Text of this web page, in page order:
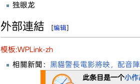
独眼龙
外部連結 [编辑]
模板:WPLink-zh
相關新聞： 黑貓警長電影將映，配音
此条目是一个小作